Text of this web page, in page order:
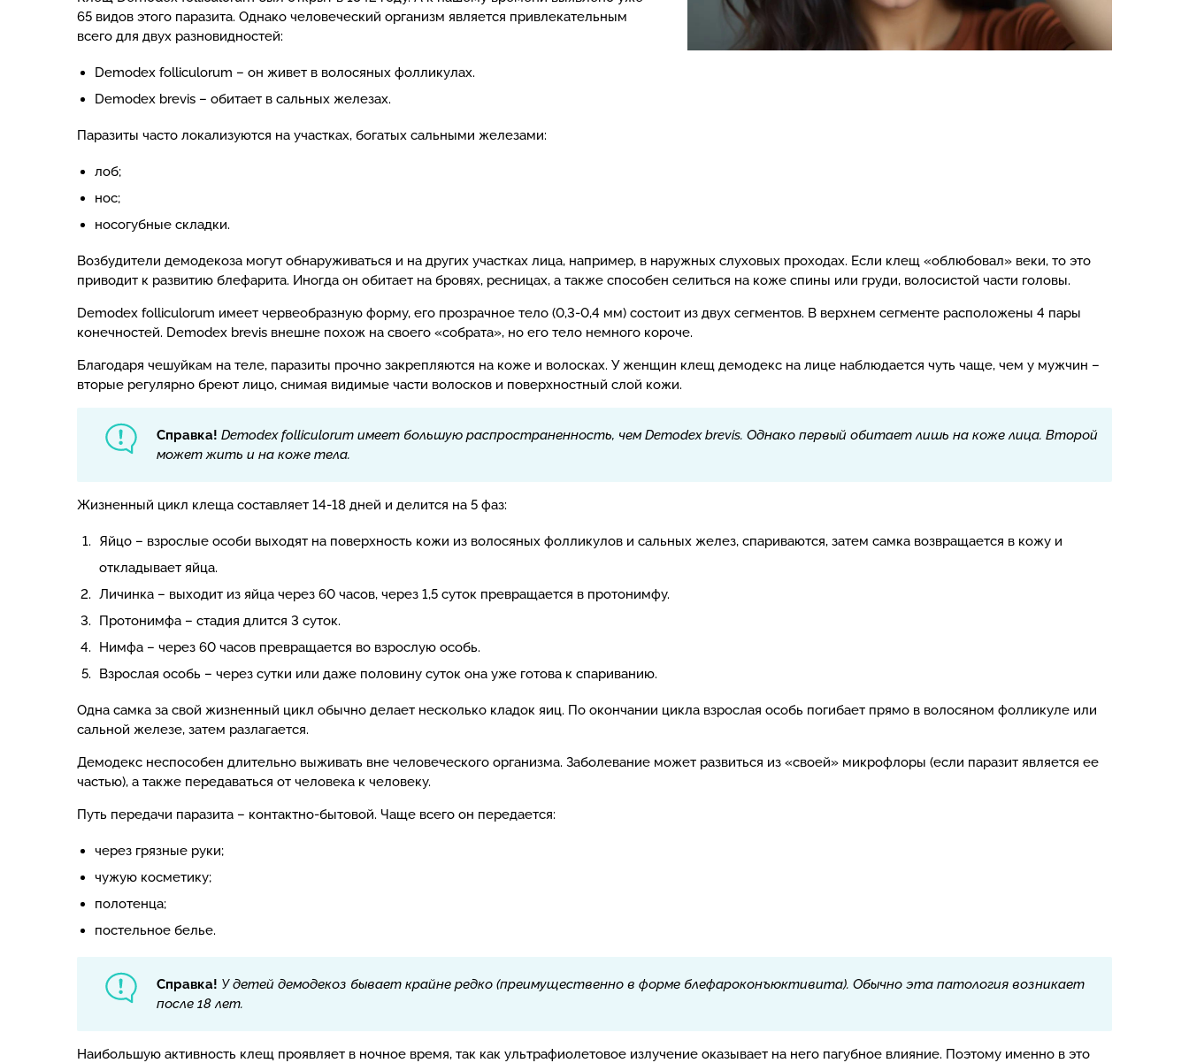
65 видов этого паразита. Однако человеческий организм является привлекательным
всего для двух разновидностей:
Demodex folliculorum – он живет в волосяных фолликулах.
Demodex brevis – обитает в сальных железах.
Паразиты часто локализуются на участках, богатых сальными железами:
лоб;
нос;
носогубные складки.
Возбудители демодекоза могут обнаруживаться и на других участках лица, например, в наружных слуховых проходах. Если клещ «облюбовал» веки, то это
приводит к развитию блефарита. Иногда он обитает на бровях, ресницах, а также способен селиться на коже спины или груди, волосистой части головы.
Demodex folliculorum имеет червеобразную форму, его прозрачное тело (0,3-0,4 мм) состоит из двух сегментов. В верхнем сегменте расположены 4 пары
конечностей. Demodex brevis внешне похож на своего «собрата», но его тело немного короче.
Благодаря чешуйкам на теле, паразиты прочно закрепляются на коже и волосках. У женщин клещ демодекс на лице наблюдается чуть чаще, чем у мужчин –
вторые регулярно бреют лицо, снимая видимые части волосков и поверхностный слой кожи.
Справка! Demodex folliculorum имеет большую распространенность, чем Demodex brevis. Однако первый обитает лишь на коже лица. Второй
может жить и на коже тела.
Жизненный цикл клеща составляет 14-18 дней и делится на 5 фаз:
Яйцо – взрослые особи выходят на поверхность кожи из волосяных фолликулов и сальных желез, спариваются, затем самка возвращается в кожу и
откладывает яйца.
Личинка – выходит из яйца через 60 часов, через 1,5 суток превращается в протонимфу.
Протонимфа – стадия длится 3 суток.
Нимфа – через 60 часов превращается во взрослую особь.
Взрослая особь – через сутки или даже половину суток она уже готова к спариванию.
Одна самка за свой жизненный цикл обычно делает несколько кладок яиц. По окончании цикла взрослая особь погибает прямо в волосяном фолликуле или
сальной железе, затем разлагается.
Демодекс неспособен длительно выживать вне человеческого организма. Заболевание может развиться из «своей» микрофлоры (если паразит является ее
частью), а также передаваться от человека к человеку.
Путь передачи паразита – контактно-бытовой. Чаще всего он передается:
через грязные руки;
чужую косметику;
полотенца;
постельное белье.
Справка! У детей демодекоз бывает крайне редко (преимущественно в форме блефароконъюктивита). Обычно эта патология возникает
после 18 лет.
Наибольшую активность клещ проявляет в ночное время, так как ультрафиолетовое излучение оказывает на него пагубное влияние. Поэтому именно в это